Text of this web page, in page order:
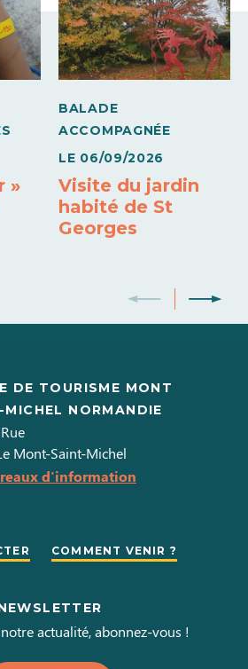
Draps et linges compris Wifi
»
BALADE
ACCOMPAGNÉE
LE 06/09/2026
Visite du jardin
habité de St
Georges
DE TOURISME MONT
MICHEL NORMANDIE
Mont-Saint-Michel
d'information
COMMENT VENIR ?
actualité, abonnez-vous !